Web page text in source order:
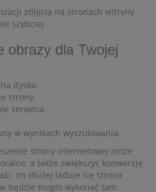
zdjęcia na stronach witryny
szybciej.
obrazy dla Twojej
dysku.
strony.
serwera.
w wynikach wyszukiwania.
strony internetowej może
a także zwiększyć konwersję
Im dłużej ładuje się strona
będzie mogło wykonać tam